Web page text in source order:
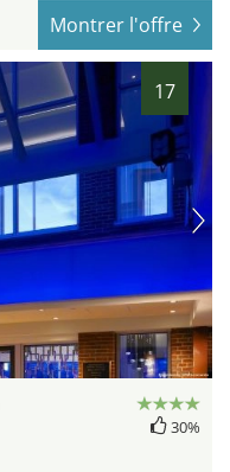
Montrer l'offre
17
30%